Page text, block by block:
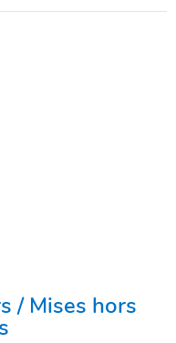
/ Mises hors